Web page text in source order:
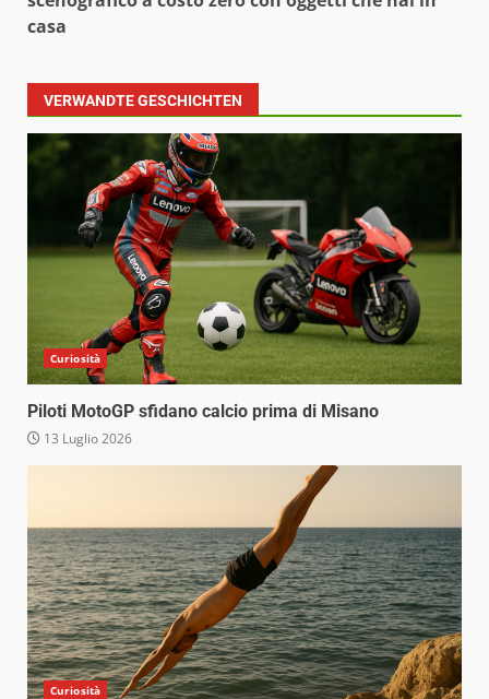
casa
VERWANDTE GESCHICHTEN
Curiosità
Piloti MotoGP sfidano calcio prima di Misano
13 Luglio 2026
Curiosità